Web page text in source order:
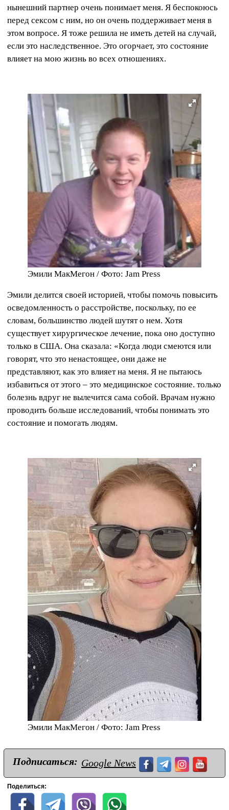
нынешний партнер очень понимает меня. Я беспокоюсь
перед сексом с ним, но он очень поддерживает меня в
этом вопросе. Я тоже решила не иметь детей на случай,
если это наследственное. Это огорчает, это состояние
влияет на мою жизнь во всех отношениях.
Эмили МакМегон / Фото: Jam Press
Эмили делится своей историей, чтобы помочь повысить
осведомленность о расстройстве, поскольку, по ее
словам, большинство людей шутят о нем. Хотя
существует хирургическое лечение, пока оно доступно
только в США. Она сказала: «Когда люди смеются или
говорят, что это ненастоящее, они даже не
представляют, как это влияет на меня. Я не пытаюсь
избавиться от этого – это медицинское состояние. только
болезнь вдруг не вылечится сама собой. Врачам нужно
проводить больше исследований, чтобы понимать это
состояние и помогать людям.
Эмили МакМегон / Фото: Jam Press
Подписаться: Google News
Поделиться: